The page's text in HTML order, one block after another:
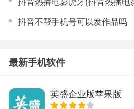
抖音不帮手机号可以发作品吗
最新手机软件
英盛企业版苹果版